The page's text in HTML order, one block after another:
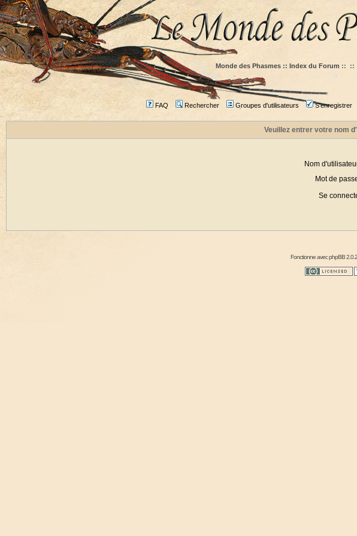
Monde des Phasmes :: Index du Forum :: ::
FAQ Rechercher Groupes d'utilisateurs S'enregistrer
Veuillez entrer votre nom
Nom
Mot de
Se
Fonctionne avecphpBB